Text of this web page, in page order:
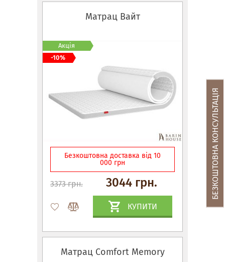
Матрац Вайт
Безкоштовна доставка від 10
000 грн
3373 грн. 3044 грн.
КУПИТИ
Акція
-10%
Матрац Comfort Memory
БЕЗКОШТОВНА КОНСУЛЬТАЦІЯ